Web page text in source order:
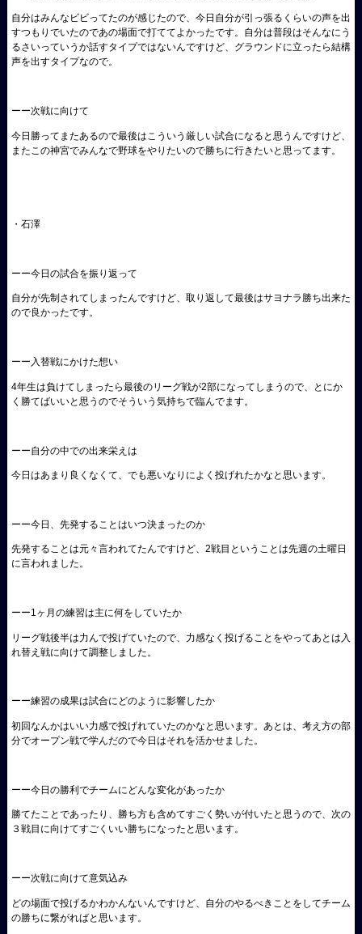
自分はみんなビビってたのが感じたので、今日自分が引っ張るくらいの声を出
すつもりでいたのであの場面で打ててよかったです。自分は普段はそんなにう
るさいっていうか話すタイプではないんですけど、グラウンドに立ったら結構
声を出すタイプなので。
ーー次戦に向けて
今日勝ってまたあるので最後はこういう厳しい試合になると思うんですけど、
またこの神宮でみんなで野球をやりたいので勝ちに行きたいと思ってます。
・石澤
ーー今日の試合を振り返って
自分が先制されてしまったんですけど、取り返して最後はサヨナラ勝ち出来た
ので良かったです。
ーー入替戦にかけた想い
4年生は負けてしまったら最後のリーグ戦が2部になってしまうので、とにか
く勝てばいいと思うのでそういう気持ちで臨んでます。
ーー自分の中での出来栄えは
今日はあまり良くなくて、でも悪いなりによく投げれたかなと思います。
ーー今日、先発することはいつ決まったのか
先発することは元々言われてたんですけど、2戦目ということは先週の土曜日
に言われました。
ーー1ヶ月の練習は主に何をしていたか
リーグ戦後半は力んで投げていたので、力感なく投げることをやってあとは入
れ替え戦に向けて調整しました。
ーー練習の成果は試合にどのように影響したか
初回なんかはいい力感で投げれていたのかなと思います。あとは、考え方の部
分でオープン戦で学んだので今日はそれを活かせました。
ーー今日の勝利でチームにどんな変化があったか
勝てたことであったり、勝ち方も含めてすごく勢いが付いたと思うので、次の
３戦目に向けてすごくいい勝ちになったと思います。
ーー次戦に向けて意気込み
どの場面で投げるかわかんないんですけど、自分のやるべきことをしてチーム
の勝ちに繋がればと思います。